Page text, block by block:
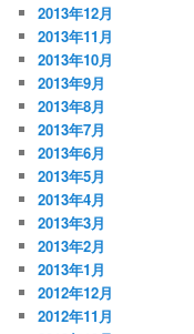
2013年12月
2013年11月
2013年10月
2013年9月
2013年8月
2013年7月
2013年6月
2013年5月
2013年4月
2013年3月
2013年2月
2013年1月
2012年12月
2012年11月